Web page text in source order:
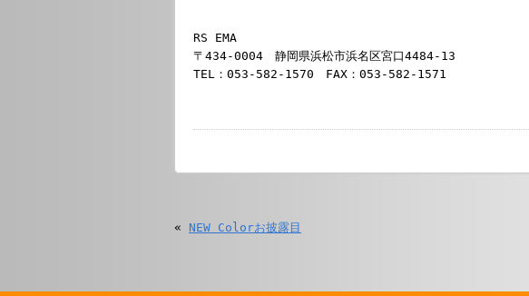
RS EMA
〒434-0004 静岡県浜松市浜名区宮口4484-13
TEL：053-582-1570 FAX：053-582-1571
« NEW Colorお披露目